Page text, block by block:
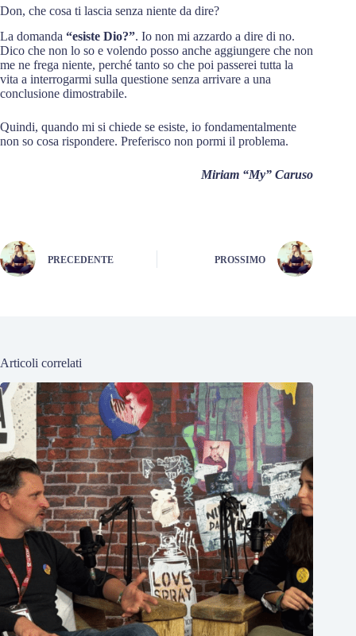
Don, che cosa ti lascia senza niente da dire?
La domanda “esiste Dio?”. Io non mi azzardo a dire di no.
Dico che non lo so e volendo posso anche aggiungere che non
me ne frega niente, perché tanto so che poi passerei tutta la
vita a interrogarmi sulla questione senza arrivare a una
conclusione dimostrabile.
Quindi, quando mi si chiede se esiste, io fondamentalmente
non so cosa rispondere. Preferisco non pormi il problema.
Miriam “My” Caruso
PRECEDENTE PROSSIMO
Articoli correlati